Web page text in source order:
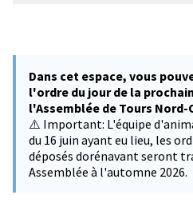
Dans cet espace, vous
l'ordre du jour de la
l'Assemblée de Tours Nord-
⚠️ Important: L'équipe
du 16 juin ayant eu lieu, les
déposés dorénavant seront
Assemblée à l'automne 2026.